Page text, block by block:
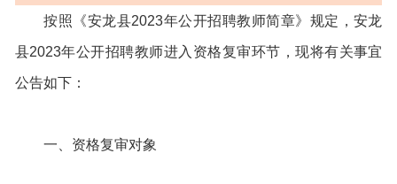
按照《安龙县2023年公开招聘教师简章》规定，安龙
县2023年公开招聘教师进入资格复审环节，现将有关事宜
公告如下：
一、资格复审对象